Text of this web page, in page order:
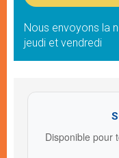
Nous envoyons la
jeudi et vendredi
Disponible pour